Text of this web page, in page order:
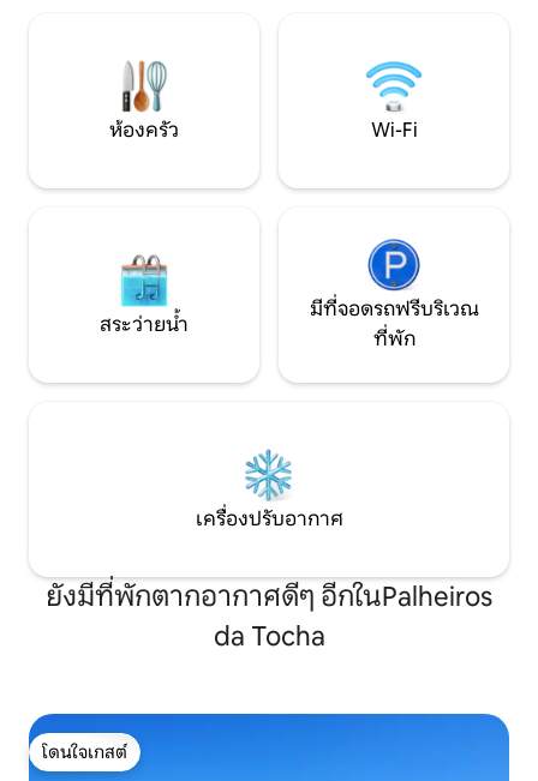
ห้องครัว Wi-Fi
สระว่ายน้ำ
มีที่จอดรถฟรีบริเวณ
ที่พัก
เครื่องปรับอากาศ
ยังมีที่พักตากอากาศดีๆ อีกในPalheiros
da Tocha
โดนใจเกสต์
โดนใจเกสต์